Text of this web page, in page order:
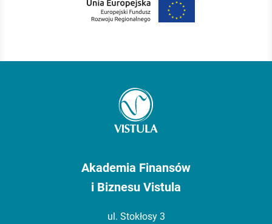
Akademia Finansów
i Biznesu Vistula
ul. Stokłosy 3